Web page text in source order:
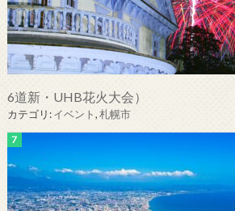
6道新・UHB花火大会）
カテゴリ:イベント,札幌市